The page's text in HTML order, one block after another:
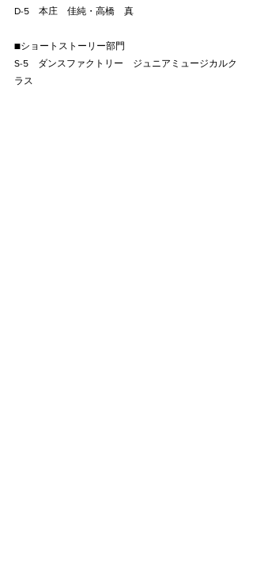
D-5　本庄　佳純・高橋　真
■ショートストーリー部門
S-5　ダンスファクトリー　ジュニアミュージカルク
ラス